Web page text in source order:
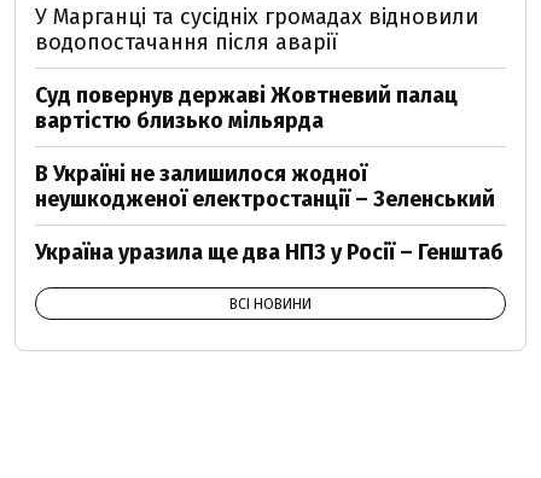
У Марганці та сусідніх громадах відновили
водопостачання після аварії
Суд повернув державі Жовтневий палац
вартістю близько мільярда
В Україні не залишилося жодної
неушкодженої електростанції – Зеленський
Україна уразила ще два НПЗ у Росії – Генштаб
ВСІ НОВИНИ